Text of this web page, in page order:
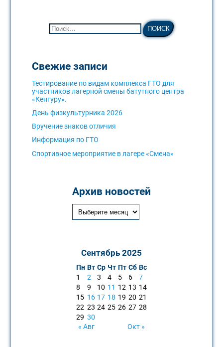
Свежие записи
Тестирование по видам комплекса ГТО для
участников лагерной смены батутного центра
«Кенгуру».
День физкультурника 2026
Вручение знаков отличия
Информация по ГТО
Спортивное мероприятие в лагере «Смена»
Архив новостей
Сентябрь 2025
Пн Вт Ср Чт Пт Сб Вс
1
2 3 4 5 6
7
8
9 10 11 12 13 14
15 16 17 18 19 20 21
22 23 24 25 26 27 28
29 30
« Авг
Окт »